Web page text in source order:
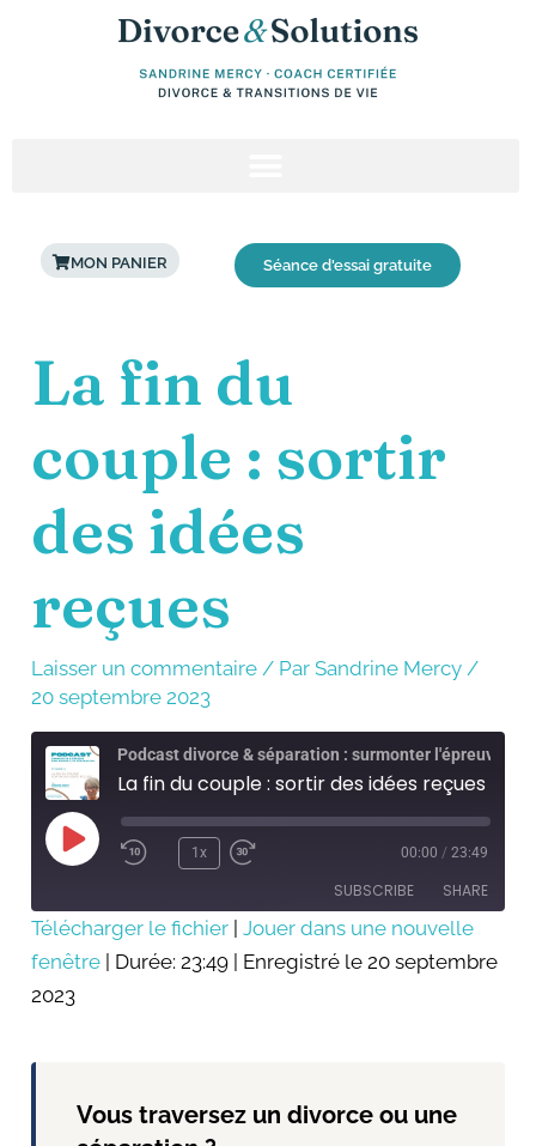
MON PANIER Séance d'essai gratuite
La fin du
couple : sortir
des idées
reçues
Laisser un commentaire / ParSandrine Mercy /
20 septembre 2023
Podcast divorce & séparation : surmonter l'épreuve
La fin du couple : sortir des idées reçues
Play
Episode
1x 00:00 / 23:49
SUBSCRIBE SHARE
SHARE
LINK
Télécharger le fichier |Jouer dans une nouvelle
fenêtre | Durée: 23:49 | Enregistré le 20 septembre
2023
Vous traversez un divorce ou une
navigation